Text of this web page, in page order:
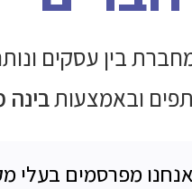
בין עסקים
ובאמצעותבינה
מפרסמים בעלי